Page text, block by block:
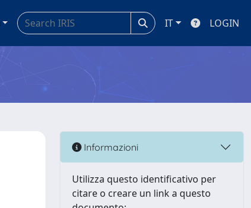
IT LOGIN
Informazioni
Utilizza questo identificativo per
citare o creare un link a questo